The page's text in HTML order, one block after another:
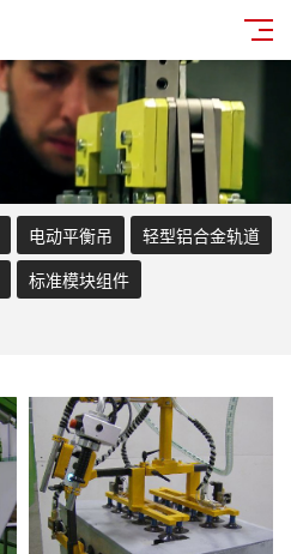
电动平衡吊
轻型铝合金轨道
标准模块组件